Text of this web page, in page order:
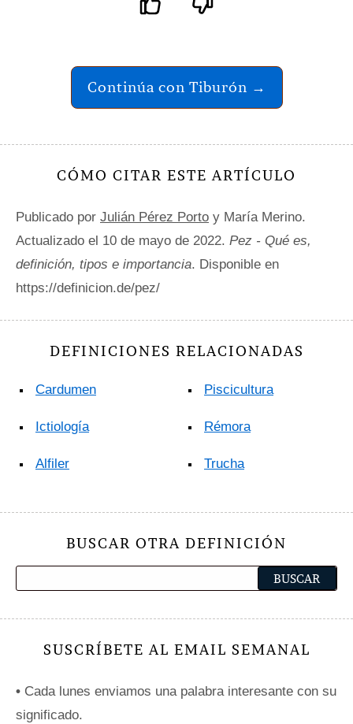
Continúa con Tiburón →
CÓMO CITAR ESTE ARTÍCULO
Publicado por Julián Pérez Porto y María Merino.
Actualizado el 10 de mayo de 2022. Pez - Qué es,
definición, tipos e importancia. Disponible en
https://definicion.de/pez/
DEFINICIONES RELACIONADAS
Cardumen
Ictiología
Alfiler
Piscicultura
Rémora
Trucha
BUSCAR OTRA DEFINICIÓN
SUSCRÍBETE AL EMAIL SEMANAL
• Cada lunes enviamos una palabra interesante con su
significado.